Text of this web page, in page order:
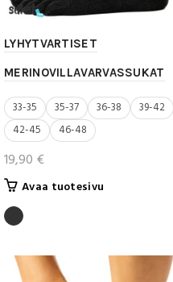
LYHYTVARTISET
MERINOVILLAVARVASSUKAT
33-35 35-37 36-38
39-42
42-45
46-48
19,90 €
Avaa tuotesivu
muunnelma.
Voit